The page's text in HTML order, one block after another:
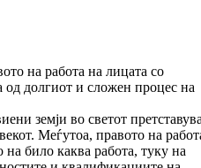
на работа на лицата со
од долгиот и сложен процес на
земји во светот
Меѓутоа, правото на
на било каква работа, туку на